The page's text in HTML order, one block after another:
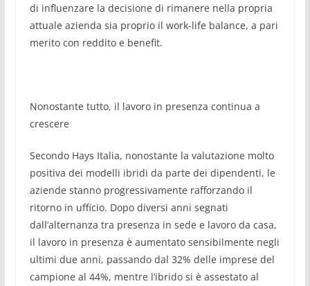
di influenzare la decisione di rimanere nella propria
attuale azienda sia proprio il work-life balance, a pari
merito con reddito e benefit.
Nonostante tutto, il lavoro in presenza continua a
crescere
Secondo Hays Italia, nonostante la valutazione molto
positiva dei modelli ibridi da parte dei dipendenti, le
aziende stanno progressivamente rafforzando il
ritorno in ufficio. Dopo diversi anni segnati
dall’alternanza tra presenza in sede e lavoro da casa,
il lavoro in presenza è aumentato sensibilmente negli
ultimi due anni, passando dal 32% delle imprese del
campione al 44%, mentre l’ibrido si è assestato al